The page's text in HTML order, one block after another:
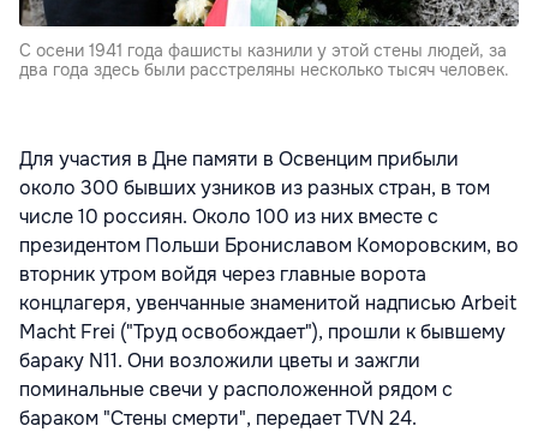
С осени 1941 года фашисты казнили у этой стены людей, за
два года здесь были расстреляны несколько тысяч человек.
Для участия в Дне памяти в Освенцим прибыли
около 300 бывших узников из разных стран, в том
числе 10 россиян. Около 100 из них вместе с
президентом Польши Брониславом Коморовским, во
вторник утром войдя через главные ворота
концлагеря, увенчанные знаменитой надписью Arbeit
Macht Frei ("Труд освобождает"), прошли к бывшему
бараку N11. Они возложили цветы и зажгли
поминальные свечи у расположенной рядом с
бараком "Стены смерти", передаетTVN 24.